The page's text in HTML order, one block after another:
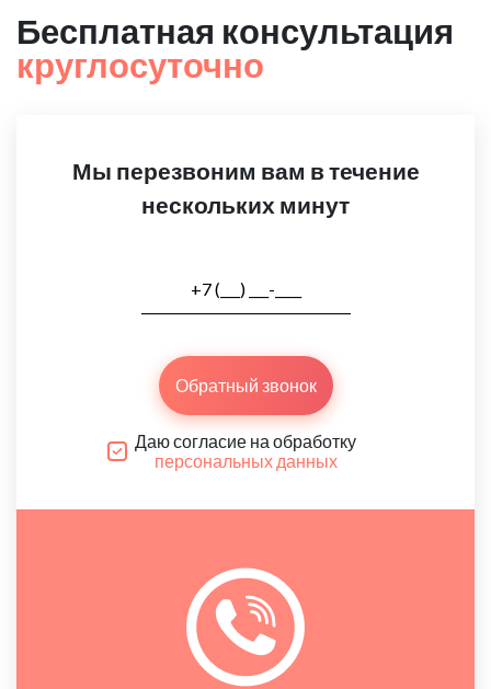
Бесплатная консультация
круглосуточно
Мы перезвоним вам в течение
нескольких минут
Обратный звонок
Даю согласие на обработку
персональных данных